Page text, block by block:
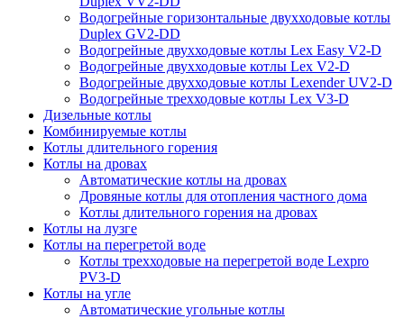
Водогрейные горизонтальные двухходовые котлы
Duplex GV2-DD
Водогрейные двухходовые котлы Lex Easy V2-D
Водогрейные двухходовые котлы Lex V2-D
Водогрейные двухходовые котлы Lexender UV2-D
Водогрейные трехходовые котлы Lex V3-D
Дизельные котлы
Комбинируемые котлы
Котлы длительного горения
Котлы на дровах
Автоматические котлы на дровах
Дровяные котлы для отопления частного дома
Котлы длительного горения на дровах
Котлы на лузге
Котлы на перегретой воде
Котлы трехходовые на перегретой воде Lexpro
PV3-D
Котлы на угле
Автоматические угольные котлы